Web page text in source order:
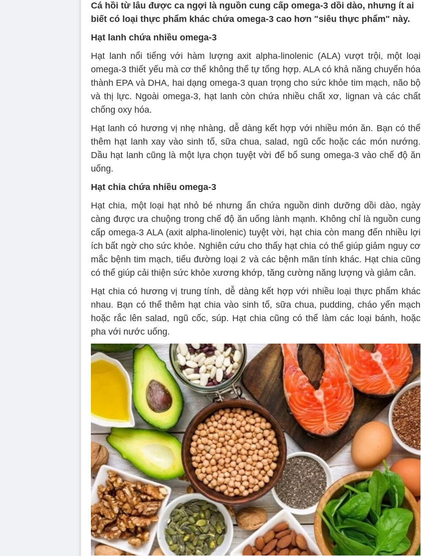
Cá hồi từ lâu được ca ngợi là nguồn cung cấp omega-3 dồi dào, nhưng ít ai
biết có loại thực phẩm khác chứa omega-3 cao hơn "siêu thực phẩm" này.
Hạt lanh chứa nhiều omega-3
Hạt lanh nổi tiếng với hàm lượng axit alpha-linolenic (ALA) vượt trội, một loại
omega-3 thiết yếu mà cơ thể không thể tự tổng hợp. ALA có khả năng chuyển hóa
thành EPA và DHA, hai dạng omega-3 quan trọng cho sức khỏe tim mạch, não bộ
và thị lực. Ngoài omega-3, hạt lanh còn chứa nhiều chất xơ, lignan và các chất
chống oxy hóa.
Hạt lanh có hương vị nhẹ nhàng, dễ dàng kết hợp với nhiều món ăn. Bạn có thể
thêm hạt lanh xay vào sinh tố, sữa chua, salad, ngũ cốc hoặc các món nướng.
Dầu hạt lanh cũng là một lựa chọn tuyệt vời để bổ sung omega-3 vào chế độ ăn
uống.
Hạt chia chứa nhiều omega-3
Hạt chia, một loại hạt nhỏ bé nhưng ẩn chứa nguồn dinh dưỡng dồi dào, ngày
càng được ưa chuộng trong chế độ ăn uống lành mạnh. Không chỉ là nguồn cung
cấp omega-3 ALA (axit alpha-linolenic) tuyệt vời, hạt chia còn mang đến nhiều lợi
ích bất ngờ cho sức khỏe. Nghiên cứu cho thấy hạt chia có thể giúp giảm nguy cơ
mắc bệnh tim mạch, tiểu đường loại 2 và các bệnh mãn tính khác. Hạt chia cũng
có thể giúp cải thiện sức khỏe xương khớp, tăng cường năng lượng và giảm cân.
Hạt chia có hương vị trung tính, dễ dàng kết hợp với nhiều loại thực phẩm khác
nhau. Bạn có thể thêm hạt chia vào sinh tố, sữa chua, pudding, cháo yến mạch
hoặc rắc lên salad, ngũ cốc, súp. Hạt chia cũng có thể làm các loại bánh, hoặc
pha với nước uống.